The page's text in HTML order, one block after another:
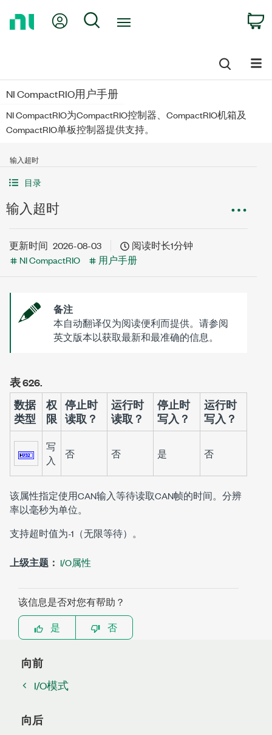
My Account
Search
NI CompactRIO用户手册
NI CompactRIO为CompactRIO控制器、CompactRIO机箱及
CompactRIO单板控制器提供支持。
输入超时
目录
输入超时
更新时间 2026-08-03
阅读时长1分钟
NI CompactRIO
用户手册
备注
本自动翻译仅为阅读便利而提供。请参阅
英文版本以获取最新和最准确的信息。
表 626.
数据
类型
权
限
停止时
读取？
运行时
读取？
停止时
写入？
运行时
写入？
写
入
否 否 是 否
该属性指定使用CAN输入等待读取CAN帧的时间。分辨
率以毫秒为单位。
支持超时值为-1（无限等待）。
上级主题： I/O属性
该信息是否对您有帮助？
是
否
向前
I/O模式
向后